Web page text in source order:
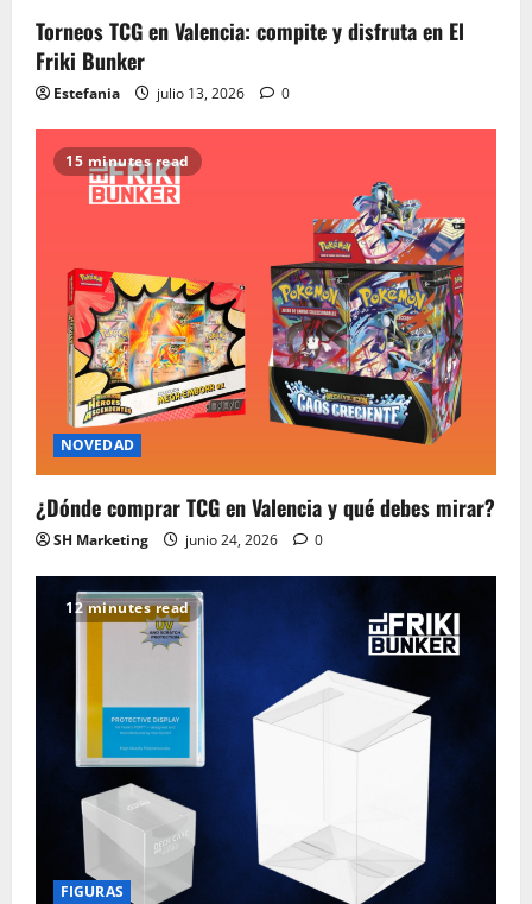
Torneos TCG en Valencia: compite y disfruta en El
Friki Bunker
Estefania julio 13, 2026 0
15 minutes read
NOVEDAD
¿Dónde comprar TCG en Valencia y qué debes mirar?
SH Marketing junio 24, 2026 0
12 minutes read
FIGURAS